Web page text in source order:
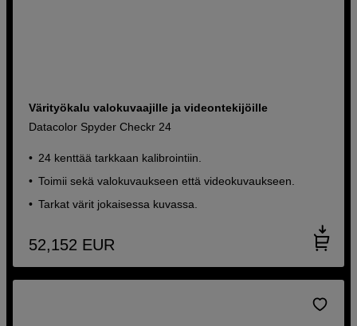
Värityökalu valokuvaajille ja videontekijöille
Datacolor Spyder Checkr 24
24 kenttää tarkkaan kalibrointiin.
Toimii sekä valokuvaukseen että videokuvaukseen.
Tarkat värit jokaisessa kuvassa.
52,152 EUR